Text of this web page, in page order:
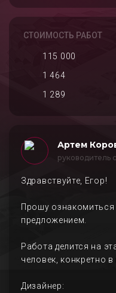
СТОИМОСТЬ РАБОТ
115 000
1 464
1 289
Артем
руководитель
Здравствуйте, Егор!
Прошу
предложением.
Работа делится на
человек, конкретно
Дизайнер: